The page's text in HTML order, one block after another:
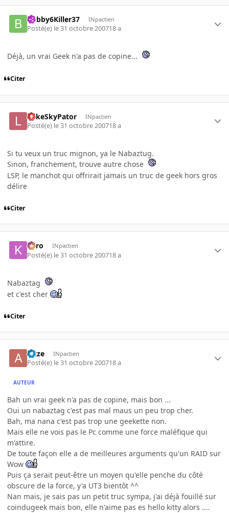
Bobby6Killer37 INpactien
Posté(e) le 31 octobre 200718 a
Déjà, un vrai Geek n'a pas de copine...
Citer
LukeSkyPator INpactien
Posté(e) le 31 octobre 200718 a
Si tu veux un truc mignon, ya le Nabaztug.
Sinon, franchement, trouve autre chose
LSP, le manchot qui offrirait jamais un truc de geek hors gros
délire
Citer
kyro INpactien
Posté(e) le 31 octobre 200718 a
Nabaztag
et c'est cher
Citer
Auze INpactien
Posté(e) le 31 octobre 200718 a
AUTEUR
Bah un vrai geek n'a pas de copine, mais bon ...
Oui un nabaztag c'est pas mal maus un peu trop cher.
Bah, ma nana c'est pas trop une geekette non.
Mais elle ne vois pas le Pc comme une force maléfique qui
m'attire.
De toute façon elle a de meilleures arguments qu'un RAID sur
Wow
Puis ça serait peut-être un moyen qu'elle penche du côté
obscure de la force, y'a UT3 bientôt ^^
Nan mais, je sais pas un petit truc sympa, j'ai déjà fouillé sur
coindugeek mais bon, elle n'aime pas es hello kitty alors ....